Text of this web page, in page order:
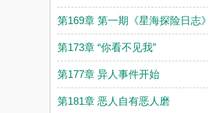
第169章 第一期《星海探险日志》
第173章 “你看不见我”
第177章 异人事件开始
第181章 恶人自有恶人磨